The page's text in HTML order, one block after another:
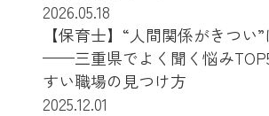
2026.05.18
【保育士】“人間関係がきつい
——三重県でよく聞く悩み
すい職場の見つけ方
2025.12.01